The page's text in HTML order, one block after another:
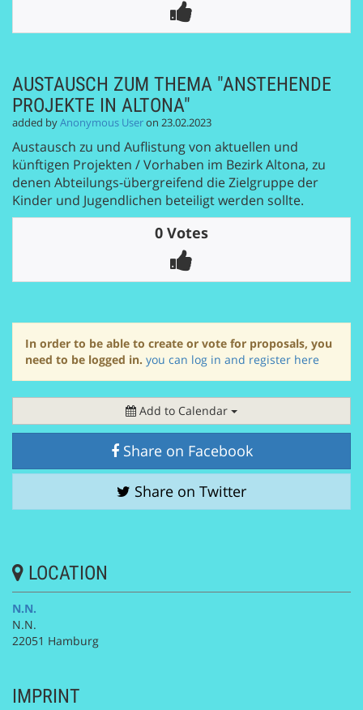
AUSTAUSCH ZUM THEMA "ANSTEHENDE
PROJEKTE IN ALTONA"
added byAnonymous Useron 23.02.2023
Austausch zu und Auflistung von aktuellen und
künftigen Projekten / Vorhaben im Bezirk Altona, zu
denen Abteilungs-übergreifend die Zielgruppe der
Kinder und Jugendlichen beteiligt werden sollte.
0 Votes
In order to be able to create or vote for proposals, you
need to be logged in. you can log in and register here
Add to Calendar
Share on Facebook
Share on Twitter
LOCATION
N.N.
N.N.
22051 Hamburg
IMPRINT